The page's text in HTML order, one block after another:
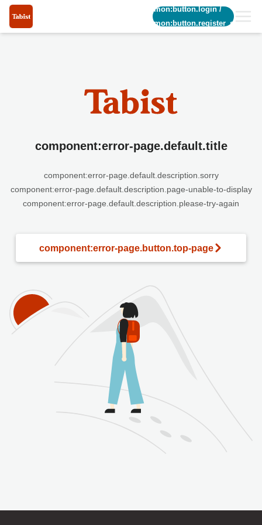
common:button.login/
common:button.register_short
component:error-page.default.title
component:error-page.default.description.sorry
component:error-page.default.description.page-unable-to-display
component:error-page.default.description.please-try-again
component:error-page.button.top-page